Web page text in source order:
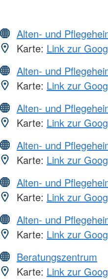
Alten- und
Karte: Link zur
Alten- und
Karte: Link zur
Alten- und
Karte: Link zur
Alten- und
Karte: Link zur
Alten- und
Karte: Link zur
Alten- und
Karte: Link zur
Beratungszentrum
Karte: Link zur